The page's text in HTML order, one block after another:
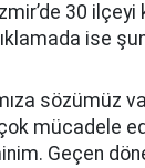
30
ise
sözümüz
mücadele
Geçen